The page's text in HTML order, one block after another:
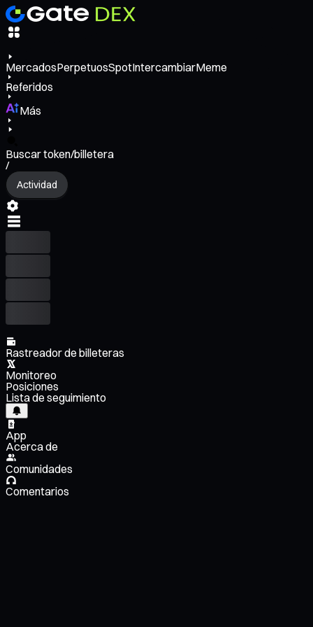
MercadosPerpetuosSpotIntercambiarMeme
Referidos
Más
Buscar token/billetera
/
Actividad
Rastreador de billeteras
Monitoreo
Posiciones
Lista de seguimiento
App
Acerca de
Comunidades
Comentarios